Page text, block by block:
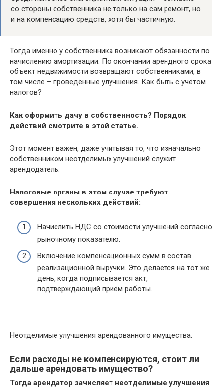
со стороны собственника не только на сам ремонт, но
и на компенсацию средств, хотя бы частичную.
Тогда именно у собственника возникают обязанности по
начислению амортизации. По окончании арендного срока
объект недвижимости возвращают собственниками, в
том числе – проведённые улучшения. Как быть с учётом
налогов?
Как оформить дачу в собственность? Порядок
действий смотрите в этой статье.
Этот момент важен, даже учитывая то, что изначально
собственником неотделимых улучшений служит
арендодатель.
Налоговые органы в этом случае требуют
совершения нескольких действий:
Начислить НДС со стоимости улучшений согласно
рыночному показателю.
Включение компенсационных сумм в состав
реализационной выручки. Это делается на тот же
день, когда подписывается акт,
подтверждающий приём работы.
Неотделимые улучшения арендованного имущества.
Если расходы не компенсируются, стоит ли
дальше арендовать имущество?
Тогда арендатор зачисляет неотделимые улучшения